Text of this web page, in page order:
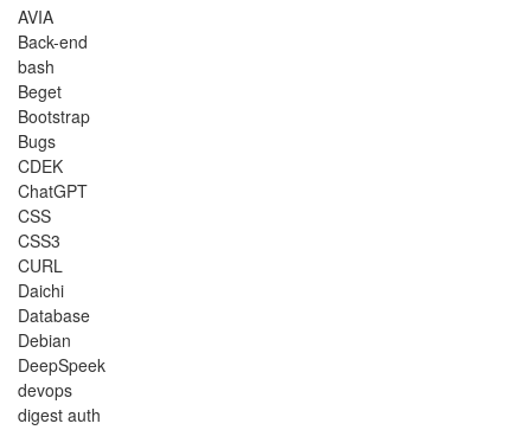
AVIA
Back-end
bash
Beget
Bootstrap
Bugs
CDEK
ChatGPT
CSS
CSS3
CURL
Daichi
Database
Debian
DeepSpeek
devops
digest auth